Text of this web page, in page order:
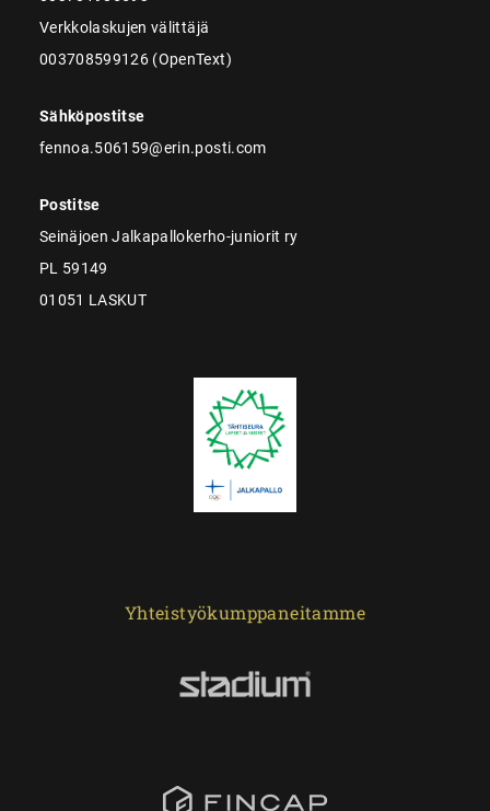
Verkkolaskujen välittäjä
003708599126 (OpenText)
Sähköpostitse
fennoa.506159@erin.posti.com
Postitse
Seinäjoen Jalkapallokerho-juniorit ry
PL 59149
01051 LASKUT
Yhteistyökumppaneitamme